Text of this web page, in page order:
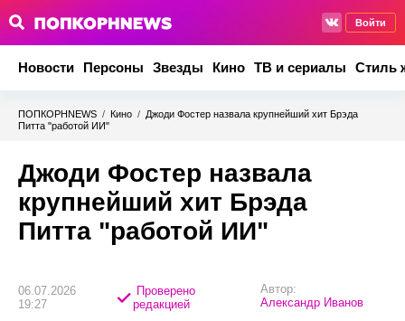
Войти
Новости Персоны Звезды Кино ТВ и сериалы Стиль
ПОПКОРНNEWS / Кино / Джоди Фостер назвала крупнейший хит Брэда
Питта "работой ИИ"
Джоди Фостер назвала
крупнейший хит Брэда
Питта "работой ИИ"
06.07.2026
19:27
Проверено
редакцией
Автор:
Александр Иванов